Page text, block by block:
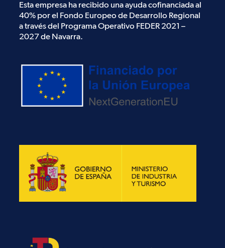
Esta empresa ha recibido una ayuda cofinanciada al
40% por el Fondo Europeo de Desarrollo Regional
a través del Programa Operativo FEDER 2021 –
2027 de Navarra.